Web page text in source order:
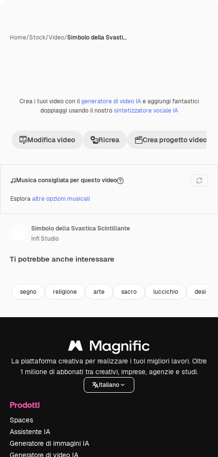
Home/Stock/Video/Simbolo della Svasti…
Premium
Crea i tuoi video con ilgeneratore di video IAe aggiungi fantastici
doppiaggi usando il nostrosintetizzatore vocale IA
Modifica video Ricrea Crea progetto video
Musica consigliata per questo video
Esploraaltre opzioni musicali
Simbolo della Svastica Scintillante
Infi Studio
Ti potrebbe anche interessare
segno religione arte sacro luccichio design
La piattaforma creativa per realizzare i tuoi migliori lavori. Oltre
1 milione di abbonati tra creativi, imprese, agenzie e studi.
Italiano
Prodotti
Spaces
Assistente IA
Generatore di immagini IA
Generatore di video IA